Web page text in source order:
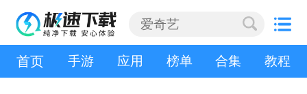
首页 手游 应用 榜单 合集 教程